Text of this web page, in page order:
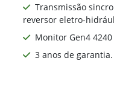
Transmissão
reversor eletro-
Monitor Gen4 4240
3 anos de garantia.